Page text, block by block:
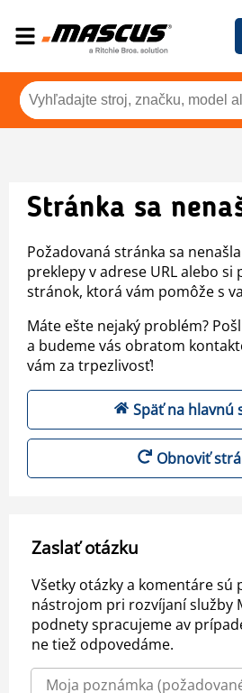
Stránka sa
Požadovaná stránka sa
preklepy v adrese URL alebo
stránok, ktorá vám pomôže s
Máte ešte nejaký problém?
a budeme vás obratom
vám za trpezlivosť!
Späť na hlavnú
Obnoviť
Zaslať otázku
Všetky otázky a komentáre sú
nástrojom pri rozvíjaní služby
podnety spracujeme av
ne tiež odpovedáme.